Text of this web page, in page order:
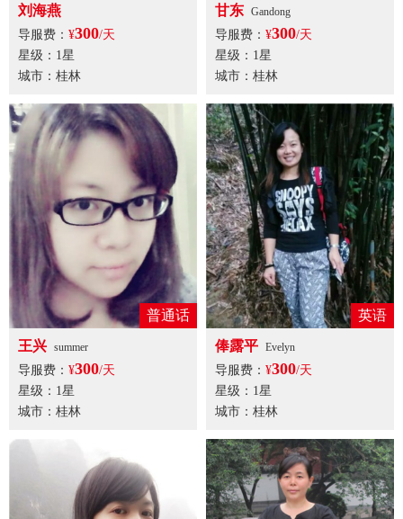
刘海燕
导服费： ¥300/天
星级：1星
城市：桂林
甘东 Gandong
导服费： ¥300/天
星级：1星
城市：桂林
普通话
王兴 summer
导服费： ¥300/天
星级：1星
城市：桂林
英语
俸露平 Evelyn
导服费： ¥300/天
星级：1星
城市：桂林